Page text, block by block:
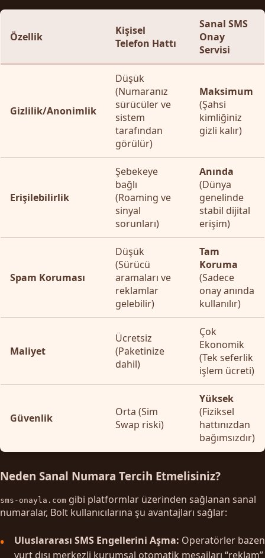
Özellik
Kişisel
Telefon Hattı
Sanal SMS
Onay
Servisi
Gizlilik/Anonimlik
Düşük
(Numaranız
sürücüler ve
sistem
tarafından
görülür)
Maksimum
(Şahsi
kimliğiniz
gizli kalır)
Erişilebilirlik
Şebekeye
bağlı
(Roaming ve
sinyal
sorunları)
Anında
(Dünya
genelinde
stabil dijital
erişim)
Spam Koruması
Düşük
(Sürücü
aramaları ve
reklamlar
gelebilir)
Tam
Koruma
(Sadece
onay anında
kullanılır)
Maliyet
Ücretsiz
(Paketinize
dahil)
Çok
Ekonomik
(Tek seferlik
işlem ücreti)
Güvenlik
Orta (Sim
Swap riski)
Yüksek
(Fiziksel
hattınızdan
bağımsızdır)
Neden Sanal Numara Tercih Etmelisiniz?
sms-onayla.com gibi platformlar üzerinden sağlanan sanal
numaralar, Bolt kullanıcılarına şu avantajları sağlar:
Uluslararası SMS Engellerini Aşma: Operatörler bazen
yurt dışı merkezli kurumsal otomatik mesajları “reklam”